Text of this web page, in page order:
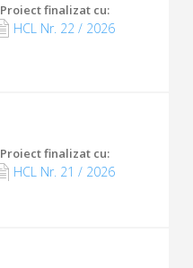
Proiect finalizat cu:
HCL Nr. 22 / 2026
Proiect finalizat cu:
HCL Nr. 21 / 2026